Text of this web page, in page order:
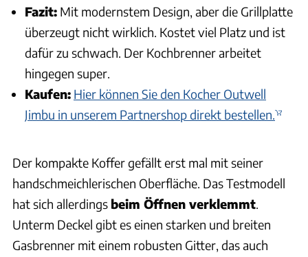
Fazit: Mit modernstem Design, aber die Grillplatte
überzeugt nicht wirklich. Kostet viel Platz und ist
dafür zu schwach. Der Kochbrenner arbeitet
hingegen super.
Kaufen: Hier können Sie den Kocher Outwell
Jimbu in unserem Partnershop direkt bestellen.
Der kompakte Koffer gefällt erst mal mit seiner
handschmeichlerischen Oberfläche. Das Testmodell
hat sich allerdings beim Öffnen verklemmt.
Unterm Deckel gibt es einen starken und breiten
Gasbrenner mit einem robusten Gitter, das auch